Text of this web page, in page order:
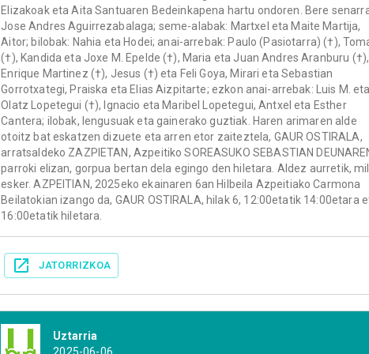
Elizakoak eta Aita Santuaren Bedeinkapena hartu ondoren. Bere
Jose Andres Aguirrezabalaga; seme-alabak: Martxel eta Maite Martija,
Aitor; bilobak: Nahia eta Hodei; anai-arrebak: Paulo (Pasiotarra) (†),
(†), Kandida eta Joxe M. Epelde (†), Maria eta Juan Andres Aranburu (†),
Enrique Martinez (†), Jesus (†) eta Feli Goya, Mirari eta Sebastian
Gorrotxategi, Praiska eta Elias Aizpitarte; ezkon anai-arrebak: Luis M. eta
Olatz Lopetegui (†), Ignacio eta Maribel Lopetegui, Antxel eta Esther
Cantera; ilobak, lengusuak eta gainerako guztiak. Haren arimaren alde
otoitz bat eskatzen dizuete eta arren etor zaiteztela, GAUR OSTIRALA,
arratsaldeko ZAZPIETAN, Azpeitiko SOREASUKO SEBASTIAN
parroki elizan, gorpua bertan dela egingo den hiletara. Aldez aurretik,
esker. AZPEITIAN, 2025eko ekainaren 6an Hilbeila Azpeitiako Carmona
Beilatokian izango da, GAUR OSTIRALA, hilak 6, 12:00etatik 14:00etara
16:00etatik hiletara.
JATORRIZKOA
Uztarria